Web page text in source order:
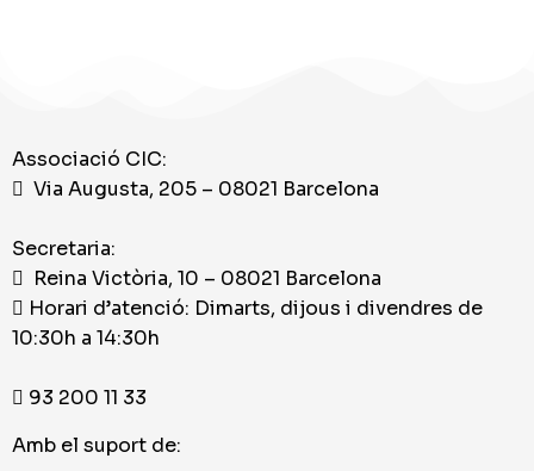
Associació CIC:
Via Augusta, 205 – 08021 Barcelona
Secretaria:
Reina Victòria, 10 – 08021 Barcelona
Horari d’atenció: Dimarts, dijous i divendres de
10:30h a 14:30h
93 200 11 33
Amb el suport de: